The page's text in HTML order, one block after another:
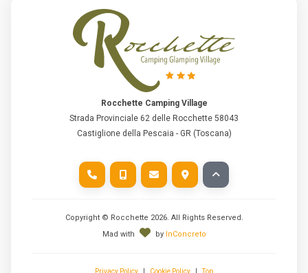
Rocchette Camping Village
Strada Provinciale 62 delle Rocchette 58043
Castiglione della Pescaia - GR (Toscana)
Copyright © Rocchette 2026. All Rights Reserved.
Mad with
by InConcreto
Privacy Policy Cookie Policy Top